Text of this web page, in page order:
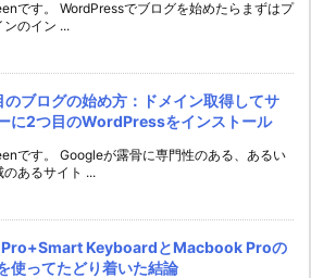
です。 WordPressでブログを始めたらまずはプ
ンのイン ...
のブログの始め方：ドメイン取得してサ
に2つ目のWordPressをインストール
です。 Googleが露骨に専門性のある、あるい
のあるサイト ...
KeyboardとMacbook Proの
使ってたどり着いた結論